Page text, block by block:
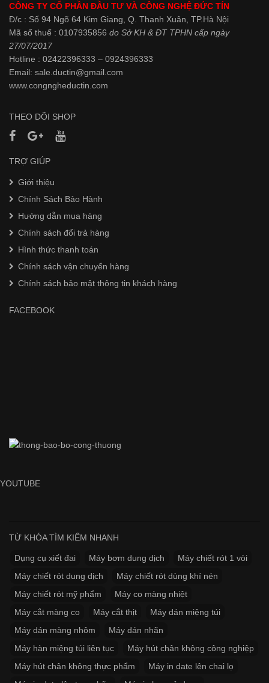
CÔNG TY CỔ PHẦN ĐẦU TƯ VÀ CÔNG NGHỆ ĐỨC TÍN
Đ/c : Số 94 Ngõ 64 Kim Giang, Q. Thanh Xuân, TP.Hà Nội
Mã số thuế : 0107935856 do Sở KH & ĐT TPHN cấp ngày
27/07/2017
Hotline : 02422396333 – 0924396333
Email: sale.ductin@gmail.com
www.congngheductin.com
THEO DÕI SHOP
TRỢ GIÚP
Giới thiệu
Chính Sách Bảo Hành
Hướng dẫn mua hàng
Chính sách đổi trả hàng
Hình thức thanh toán
Chính sách vận chuyển hàng
Chính sách bảo mật thông tin khách hàng
FACEBOOK
YOUTUBE
TỪ KHÓA TÌM KIẾM NHANH
Dụng cụ xiết đai Máy bơm dung dịch
Máy chiết rót 1 vòi
Máy chiết rót dung dịch
Máy chiết rót dùng khí nén
Máy chiết rót mỹ phẩm
Máy co màng nhiệt
Máy cắt màng co
Máy cắt thịt
Máy dán miệng túi
Máy dán màng nhôm
Máy dán nhãn
Máy hàn miệng túi liên tục
Máy hút chân không công nghiệp
Máy hút chân không thực phẩm
Máy in date lên chai lọ